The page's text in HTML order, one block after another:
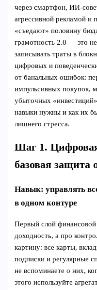
через смартфон,
агрессивной рекламой и
«съедают» половину
грамотность 2.0 — это
записывать траты в
цифровых и
от банальных ошибок:
импульсивных покупок,
убыточных
навыки нужны и как их
лишнего стресса.
Шаг 1.
базовая защита
Навык: управлять
в одном контуре
Первый слой
доходность, а про
картину: все карты,
подписки и регулярные
не вспоминаете о них,
этого используйте